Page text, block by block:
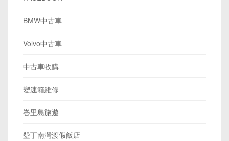
BMW中古車
Volvo中古車
中古車收購
變速箱維修
峇里島旅遊
墾丁南灣渡假飯店